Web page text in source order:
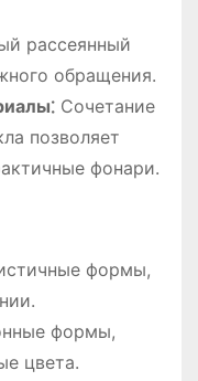
рассеянный
обращения.
Сочетание
позволяет
фонари.
формы,
формы,
цвета.